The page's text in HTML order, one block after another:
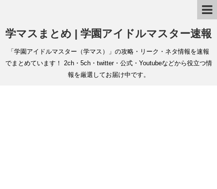
学マスまとめ | 学園アイドルマスター速報
「学園アイドルマスター（学マス）」の攻略・リーク・ネタ情報を速報
でまとめています！ 2ch・5ch・twitter・公式・Youtubeなどから役立つ情
報を厳選してお届け中です。